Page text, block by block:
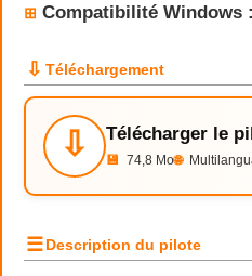
⊞ Compatibilité Windows :
⇩ Téléchargement
⇩ Télécharger le
💾 74,8 Mo🌐
☰Description du pilote